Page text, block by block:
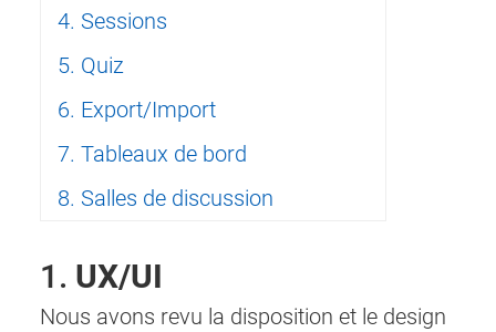
4. Sessions
5. Quiz
6. Export/Import
7. Tableaux de bord
8. Salles de discussion
1. UX/UI
Nous avons revu la disposition et le design